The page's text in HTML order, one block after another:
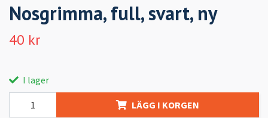
Nosgrimma, full, svart, ny
40 kr
I lager
LÄGG I KORGEN